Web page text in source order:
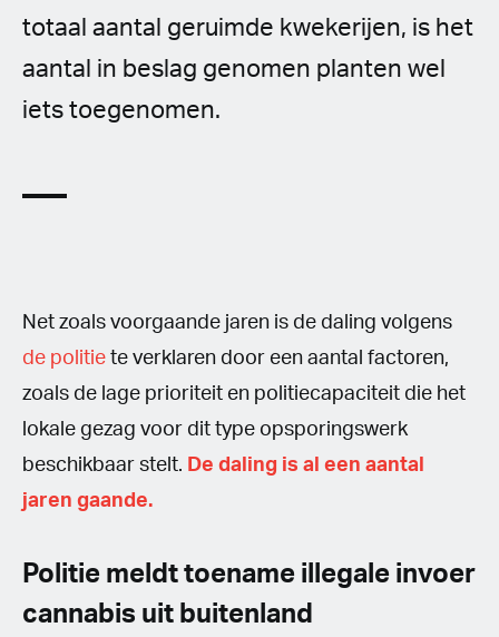
totaal aantal geruimde kwekerijen, is het
aantal in beslag genomen planten wel
iets toegenomen.
Net zoals voorgaande jaren is de daling volgens
de politie te verklaren door een aantal factoren,
zoals de lage prioriteit en politiecapaciteit die het
lokale gezag voor dit type opsporingswerk
beschikbaar stelt. De daling is al een aantal
jaren gaande.
Politie meldt toename illegale invoer
cannabis uit buitenland